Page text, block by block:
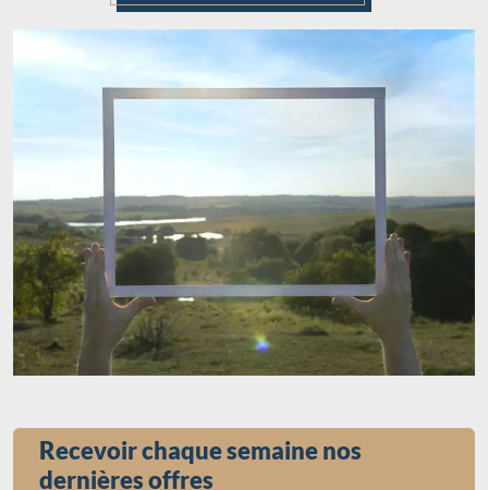
Recevoir chaque semaine nos
dernières offres